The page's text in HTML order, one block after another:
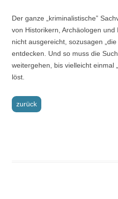
Der ganze „kriminalistische”
von Histori­kern, Archäologen
nicht ausgereicht, sozu­sagen
entdecken. Und so muss die
weitergehen, bis vielleicht einmal
löst.
zurück